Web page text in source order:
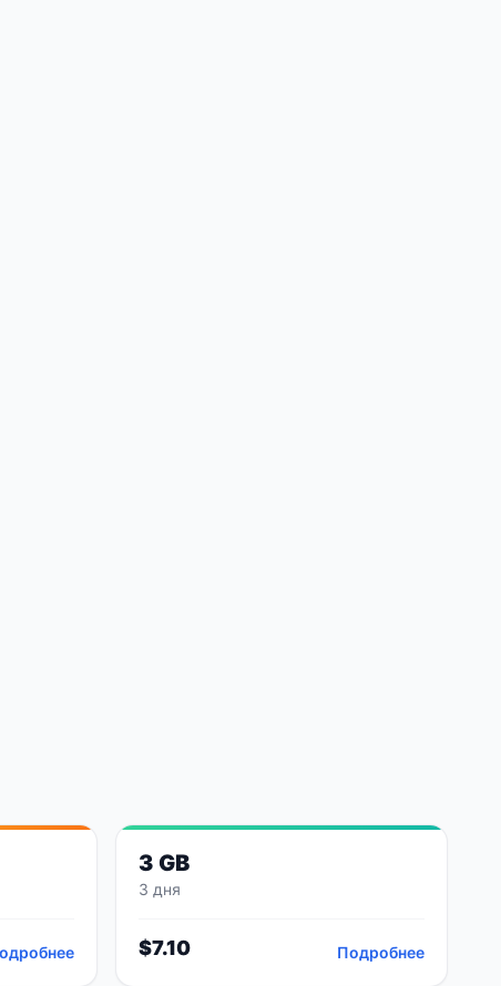
3 GB
3 дня
$7.10 Подробнее